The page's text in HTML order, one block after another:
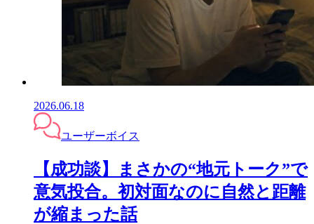
2026.06.18
ユーザーボイス
【成功談】まさかの“地元トーク”で
意気投合。初対面なのに自然と距離
が縮まった話